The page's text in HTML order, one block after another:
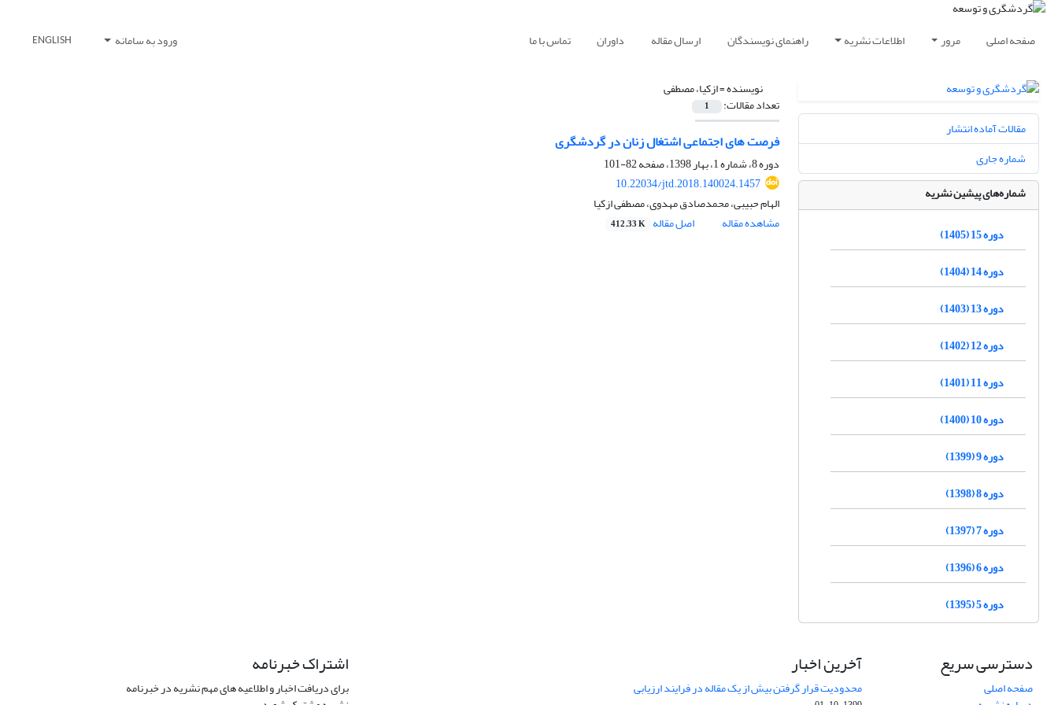
صفحه اصلی مرور اطلاعات نشریه راهنمای نویسندگان ارسال مقاله داوران تماس با ما ورود به سامانه ENGLISH
نویسنده =ازکیا، مصطفی
تعداد مقالات: 1
فرصت های اجتماعی اشتغال زنان در گردشگری
دوره 8، شماره 1، بهار 1398، صفحه
82-101
10.22034/jtd.2018.140024.1457
الهام حبیبی، محمدصادق مهدوی، مصطفی ازکیا
مشاهده مقاله
اصل مقاله 412.33 K
مقالات آماده انتشار
شماره جاری
شماره‌های پیشین نشریه
دوره 15 (1405)
دوره 14 (1404)
دوره 13 (1403)
دوره 12 (1402)
دوره 11 (1401)
دوره 10 (1400)
دوره 9 (1399)
دوره 8 (1398)
دوره 7 (1397)
دوره 6 (1396)
دوره 5 (1395)
دسترسی سریع
صفحه اصلی
آخرین اخبار
محدودیت قرار گرفتن بیش از یک مقاله در فرایند ارزیابی
اشتراک خبرنامه
برای دریافت اخبار و اطلاعیه های مهم نشریه در خبرنامه